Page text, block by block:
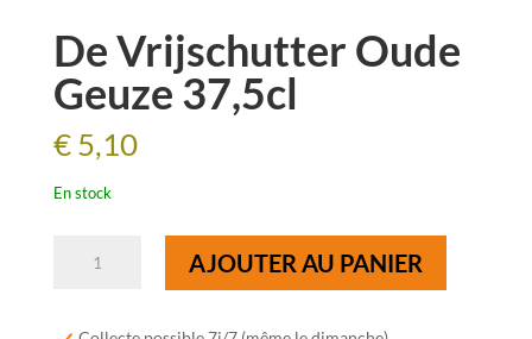
De Vrijschutter Oude
Geuze 37,5cl
€5,10
En stock
Vrijschutter
AJOUTER AU PANIER